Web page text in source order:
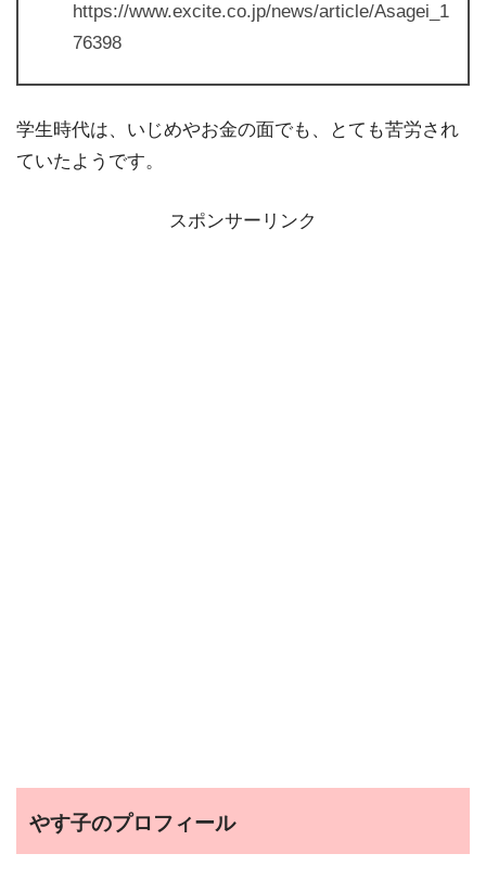
https://www.excite.co.jp/news/article/Asagei_1
76398
学生時代は、いじめやお金の面でも、とても苦労され
ていたようです。
スポンサーリンク
やす子のプロフィール